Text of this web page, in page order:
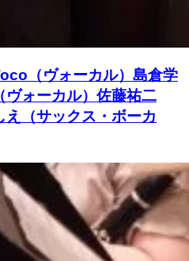
（ヴォーカル）島倉学
ヴォーカル）佐藤祐二
え（サックス・ボーカ